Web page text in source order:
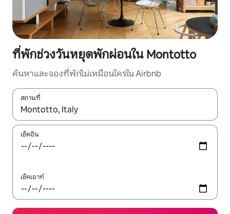
ที่พักช่วงวันหยุดพักผ่อนใน Montotto
ค้นหาและจองที่พักไม่เหมือนใครใน Airbnb
สถานที่
ใช้ลูกศรขึ้นลง หรือใช้การสัมผัสหรือปัด เพื่อสำรวจผลการค้นหา
เช็คอิน
เช็คเอาท์